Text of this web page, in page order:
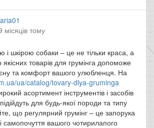
місяців тому
і шкірою собаки – це не тільки краса, а
товарів для грумінга допоможе
та комфорт вашого улюбленця. На
ua/catalog/tovary-dlya-gruminga
асортимент інструментів і засобів
для будь-якої породи та типу
що регулярний грумінг – це запорука
самопочуття вашого чотирилапого